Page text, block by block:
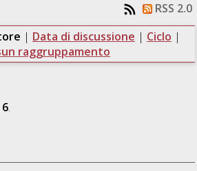
RSS 2.0
| Data di discussione | Ciclo |
raggruppamento
6.